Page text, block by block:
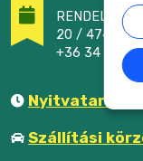
20 / 474 -
+36 34 / 305
Nyitvatartás
Szállítási